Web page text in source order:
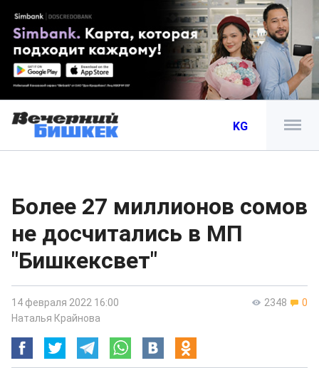
KG
Более 27 миллионов сомов
не досчитались в МП
"Бишкексвет"
2348 0
14 февраля 2022 16:00
Наталья Крайнова